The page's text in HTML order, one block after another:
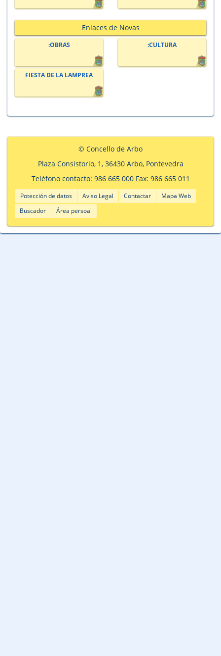
Enlaces de Novas
:OBRAS :CULTURA
FIESTA DE LA LAMPREA
© Concello de Arbo
Plaza Consistorio, 1, 36430 Arbo, Pontevedra
Teléfono contacto: 986 665 000 Fax: 986 665 011
Potección de datos Aviso Legal Contactar
Mapa Web
Buscador
Área persoal